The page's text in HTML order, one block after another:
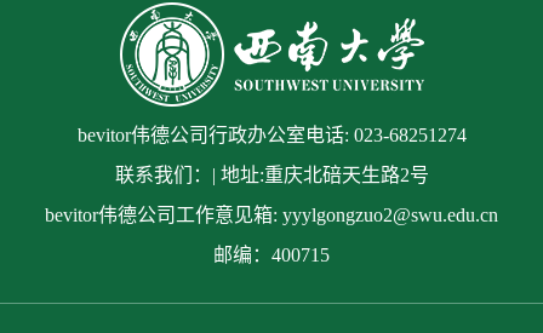
bevitor伟德公司行政办公室电话: 023-68251274
联系我们：| 地址:重庆北碚天生路2号
bevitor伟德公司工作意见箱: yyylgongzuo2@swu.edu.cn
邮编：400715